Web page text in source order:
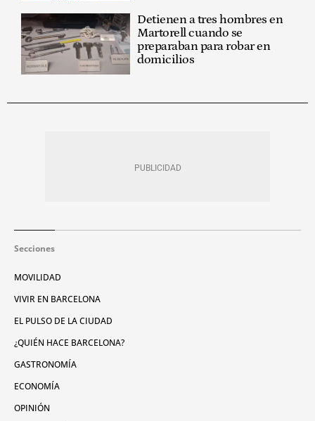
Detienen a tres hombres en
Martorell cuando se
preparaban para robar en
domicilios
Secciones
MOVILIDAD
VIVIR EN BARCELONA
EL PULSO DE LA CIUDAD
¿QUIÉN HACE BARCELONA?
GASTRONOMÍA
ECONOMÍA
OPINIÓN